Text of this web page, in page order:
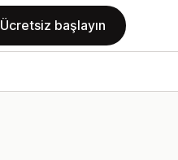
Ücretsiz başlayın